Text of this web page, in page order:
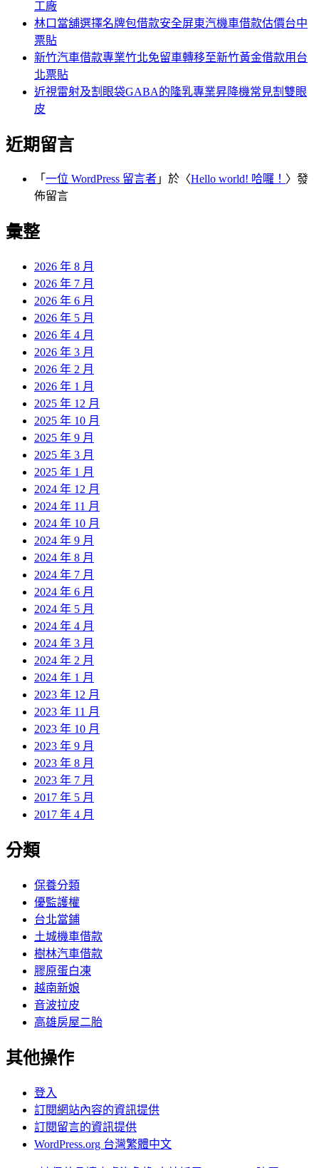
工廠
林口當舖選擇名牌包借款安全屏東汽機車借款估價台中
票貼
新竹汽車借款專業竹北免留車轉移至新竹黃金借款用台
北票貼
近視雷射及割眼袋GABA的隆乳專業昇降機常見割雙眼
皮
近期留言
「 一位 WordPress 留言者 」於〈Hello world! 哈囉！ 〉發
佈留言
彙整
2026 年 8 月
2026 年 7 月
2026 年 6 月
2026 年 5 月
2026 年 4 月
2026 年 3 月
2026 年 2 月
2026 年 1 月
2025 年 12 月
2025 年 10 月
2025 年 9 月
2025 年 3 月
2025 年 1 月
2024 年 12 月
2024 年 11 月
2024 年 10 月
2024 年 9 月
2024 年 8 月
2024 年 7 月
2024 年 6 月
2024 年 5 月
2024 年 4 月
2024 年 3 月
2024 年 2 月
2024 年 1 月
2023 年 12 月
2023 年 11 月
2023 年 10 月
2023 年 9 月
2023 年 8 月
2023 年 7 月
2017 年 5 月
2017 年 4 月
分類
保養分類
優監護權
台北當鋪
土城機車借款
樹林汽車借款
膠原蛋白凍
越南新娘
音波拉皮
高雄房屋二胎
其他操作
登入
訂閱網站內容的資訊提供
訂閱留言的資訊提供
WordPress.org 台灣繁體中文